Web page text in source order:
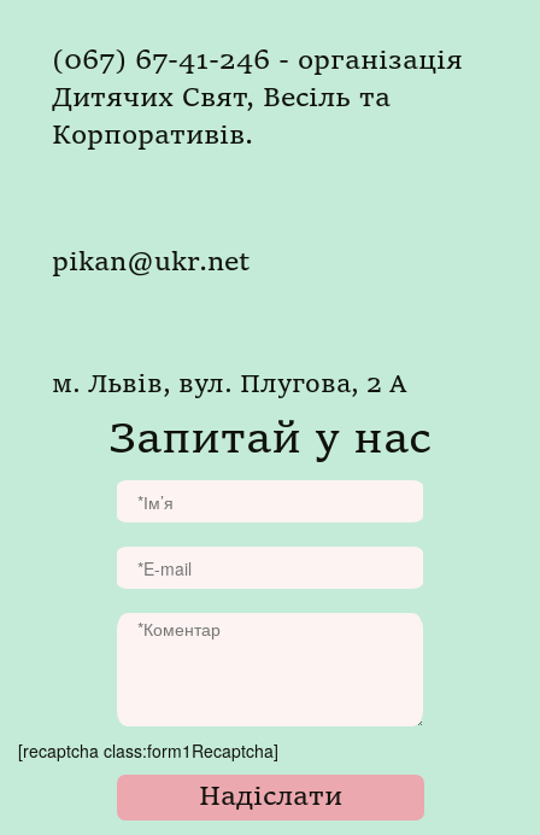
(067) 67-41-246 - організація
Дитячих Свят, Весіль та
Корпоративів.
pikan@ukr.net
м. Львів, вул. Плугова, 2 А
Запитай у нас
[recaptcha class:form1Recaptcha]